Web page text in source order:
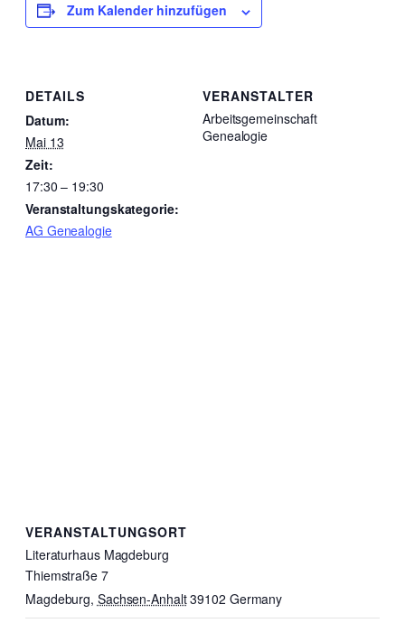
Zum Kalender hinzufügen
DETAILS
Datum:
Mai 13
Zeit:
17:30 – 19:30
Veranstaltungskategorie:
AG Genealogie
VERANSTALTER
Arbeitsgemeinschaft
Genealogie
VERANSTALTUNGSORT
Literaturhaus Magdeburg
Thiemstraße 7
Magdeburg, Sachsen-Anhalt39102 Germany